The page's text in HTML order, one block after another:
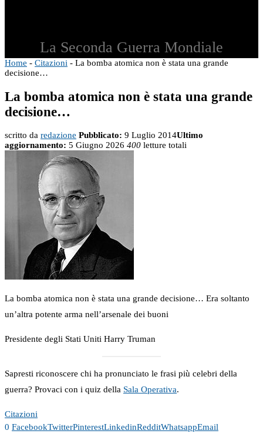
La Seconda Guerra Mondiale
Home - Citazioni - La bomba atomica non è stata una grande
decisione…
La bomba atomica non è stata una grande
decisione…
scritto da redazione Pubblicato: 9 Luglio 2014Ultimo
aggiornamento: 5 Giugno 2026 400 letture totali
La bomba atomica non è stata una grande decisione… Era soltanto
un’altra potente arma nell’arsenale dei buoni
Presidente degli Stati Uniti Harry Truman
Sapresti riconoscere chi ha pronunciato le frasi più celebri della
guerra? Provaci con i quiz della Sala Operativa.
Citazioni
0 FacebookTwitterPinterestLinkedinRedditWhatsappEmail